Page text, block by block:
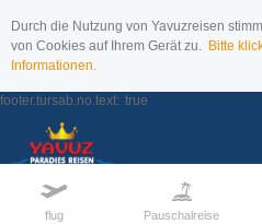
Durch die Nutzung von Yavuzreisen
von Cookies auf Ihrem Gerät zu. Bitte
Informationen.
footer.tursab.no.text: true
flug Pauschalreise